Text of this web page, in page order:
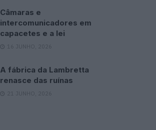
Câmaras e
intercomunicadores em
capacetes e a lei
16 JUNHO, 2026
A fábrica da Lambretta
renasce das ruínas
21 JUNHO, 2026